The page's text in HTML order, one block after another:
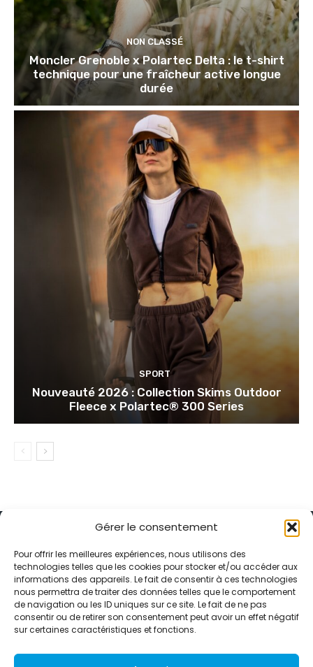
Gérer le consentement
Pour offrir les meilleures expériences, nous utilisons des
technologies telles que les cookies pour stocker et/ou accéder aux
informations des appareils. Le fait de consentir à ces technologies
nous permettra de traiter des données telles que le comportement
de navigation ou les ID uniques sur ce site. Le fait de ne pas
consentir ou de retirer son consentement peut avoir un effet négatif
sur certaines caractéristiques et fonctions.
NON CLASSÉ
Moncler Grenoble x Polartec Delta : le t-shirt
technique pour une fraîcheur active longue
durée
SPORT
Nouveauté 2026 : Collection Skims Outdoor
Fleece x Polartec® 300 Series
Alternative Média est une agence de relations presse et de
relations publiques basée à Grenoble. Depuis 1995, elle conçoit et
pilote des stratégies de visibilité en France et à l’international
grâce à un réseau d’agences partenaires.